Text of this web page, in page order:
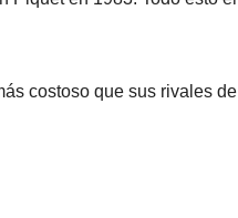
costoso que sus rivales